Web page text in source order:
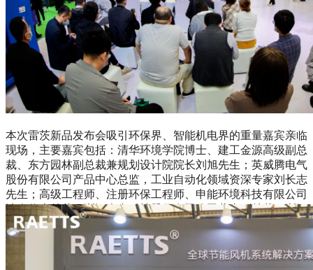
本次雷茨新品发布会吸引环保界、智能机电界的重量嘉宾亲临
现场，主要嘉宾包括：清华环境学院博士、建工金源高级副总
裁、东方园林副总裁兼规划设计院院长刘旭先生；英威腾电气
股份有限公司产品中心总监，工业自动化领域资深专家刘长志
先生；高级工程师、注册环保工程师、申能环境科技有限公司
法人代表总裁，浙江众合科技股份有限公司董事副总裁，浙江
省环境科学协会副会长楼洪海先生；杭州上拓环境科技股份有
限公司总经理，第三批国家“万人计划”科技创业领军人才，中
共杭州市区委2018年度优秀共产党员，国际水协会（IWA）
——中国青年委员会委员谭斌先生；雷茨风机品牌创始人、总